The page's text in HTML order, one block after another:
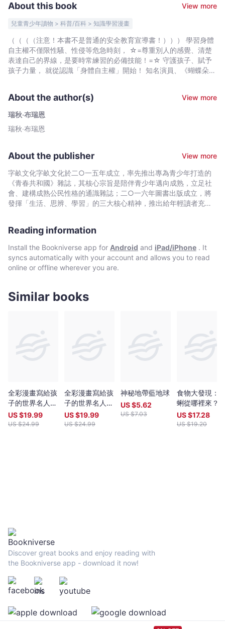
習
身
自
主
和
達
受
-
秋‧
瑞
恩
-
About this book View more
兒童青少年讀物 > 科普/百科 > 知識學習漫畫
（（（（注意！本書不是普通的安全教育宣導書！））） 學習身體
自主權不僅限性騷、性侵等危急時刻， ☆=尊重別人的感覺、清楚
表達自己的界線，是要時常練習的必備技能！=☆ 守護孩子、賦予
孩子力量， 就從認識「身體自主權」開始！ 知名演員、《蝴蝶朵
朋友的好笑照片！我可以轉傳給別人嗎？ ……NO！你得問過他
們的意願！ 我想要和朋友抱抱，我的朋友應該也會想讓我抱
吧？ ……NO！每個人的身體界線都不一樣！
★YouTube全球總點擊超過1.5億次，熱門影片改編★ ＼長出
敢設立身體的界線！ ✓每個人有不同的身體界線，直接詢問最
清楚！ ✓建立互助人際網，找出可以信任和依靠的夥伴！
不恐嚇、不警告，建立健康的人際關係， 讓孩子笑著就學
會一生必修的重要學分！ ◎8歲以上適讀，無注音；8歲以
下親子共讀 ◎符合108課綱A1 身心素質與自我精進、健康與體
育領域 本書特色 1.風趣幽默的漫畫，從日常生活練習身體
事出發，讓孩子時時覺察、尊重自己的感受，練習表達自己並視情
被朋友搔癢怎麼辦？你真的尊重別人嗎？【迷你漫畫】單元利用逗
趣、生活化的題材，重現生活當下情境，對比清楚表達前後的差
異，感受每個選擇之下產生的不同結果。 得獎紀錄 ★2020年
書獎入圍
About the author(s)
View more
瑞秋‧布瑞恩
瑞秋‧布瑞恩
About the publisher
View more
字畝文化字畝文化於二○一五年成立，率先推出專為青少年打造的
《青春共和國》雜誌，其核心宗旨是陪伴青少年邁向成熟，立足社
會、建構成熟公民性格的通識雜誌；二○一六年圖書出版成立，將
發揮「生活、思辨、學習」的三大核心精神，推出給年輕讀者充滿
Reading information
Install the Bookniverse app for Android and iPad/iPhone . It
syncs automatically with your account and allows you to read
online or offline wherever you are.
Similar books
全彩漫畫寫給孩
子的世界名人傳
記：拿破崙
US $19.99
US $24.99
全彩漫畫寫給孩
子的世界名人傳
記：凱撒
US $19.99
US $24.99
神秘地帶藍地球
US $5.62
US $7.03
食物大發現：
蜊從哪裡來？
US $17.28
US $19.20
Discover great books and enjoy reading with
the Bookniverse app - download it now!